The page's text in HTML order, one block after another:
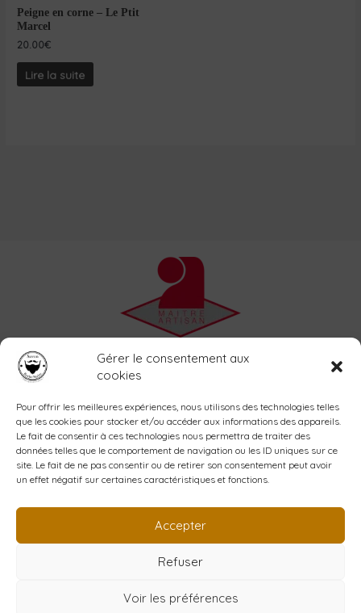
Gérer le consentement aux
cookies
Pour offrir les meilleures expériences, nous utilisons des technologies telles
que les cookies pour stocker et/ou accéder aux informations des appareils.
Le fait de consentir à ces technologies nous permettra de traiter des
données telles que le comportement de navigation ou les ID uniques sur ce
site. Le fait de ne pas consentir ou de retirer son consentement peut avoir
un effet négatif sur certaines caractéristiques et fonctions.
Accepter
Refuser
Voir les préférences
Peigne en corne – Le Ptit
Marcel
20.00€
Lire la suite
Accueil
Shop
Blog
Contact
Mon compte
Création YPCOMwww.ypcom.fr